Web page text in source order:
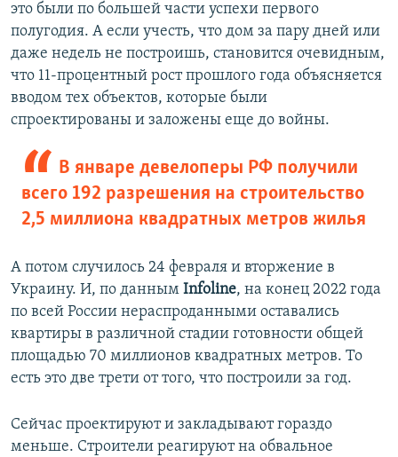
это были по большей части успехи первого
полугодия. А если учесть, что дом за пару дней или
даже недель не построишь, становится очевидным,
что 11-процентный рост прошлого года объясняется
вводом тех объектов, которые были
спроектированы и заложены еще до войны.
В январе девелоперы РФ получили
всего 192 разрешения на строительство
2,5 миллиона квадратных метров жилья
А потом случилось 24 февраля и вторжение в
Украину. И, по данным Infoline, на конец 2022 года
по всей России нераспроданными оставались
квартиры в различной стадии готовности общей
площадью 70 миллионов квадратных метров. То
есть это две трети от того, что построили за год.
Сейчас проектируют и закладывают гораздо
меньше. Строители реагируют на обвальное